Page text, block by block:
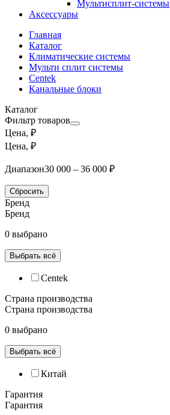
Мультисплит-системы
Аксессуары
Главная
Каталог
Климатические системы
Мульти сплит системы
Centek
Канальные блоки
Каталог
Фильтр товаров
Цена, ₽
Цена, ₽
Диапазон30 000 – 36 000 ₽
Сбросить
Бренд
Бренд
0 выбрано
Выбрать всё
Centek
Страна производства
Страна производства
0 выбрано
Выбрать всё
Китай
Гарантия
Гарантия